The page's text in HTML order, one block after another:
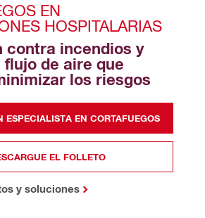
EN
HOSPITALARIAS
contra incendios y
de aire que
los riesgos
ESPECIALISTA EN CORTAFUEGOS
EL FOLLETO
y soluciones